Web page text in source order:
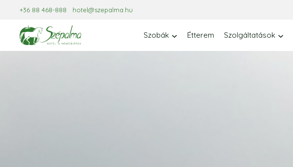
Kilépés
tartalomba
+36 88 468-888 hotel@szepalma.hu
Szobák Étterem Szolgáltatások